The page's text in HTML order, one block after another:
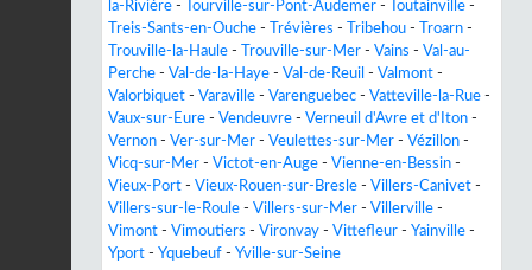
la-Rivière - Tourville-sur-Pont-Audemer - Toutainville -
Treis-Sants-en-Ouche - Trévières - Tribehou - Troarn -
Trouville-la-Haule - Trouville-sur-Mer - Vains - Val-au-
Perche - Val-de-la-Haye - Val-de-Reuil - Valmont -
Valorbiquet - Varaville - Varenguebec - Vatteville-la-Rue -
Vaux-sur-Eure - Vendeuvre - Verneuil d'Avre et d'Iton -
Vernon - Ver-sur-Mer - Veulettes-sur-Mer - Vézillon -
Vicq-sur-Mer - Victot-en-Auge - Vienne-en-Bessin -
Vieux-Port - Vieux-Rouen-sur-Bresle - Villers-Canivet -
Villers-sur-le-Roule - Villers-sur-Mer - Villerville -
Vimont - Vimoutiers - Vironvay - Vittefleur - Yainville -
Yport - Yquebeuf - Yville-sur-Seine